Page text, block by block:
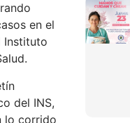
en el
Instituto
del INS,
lo corrido